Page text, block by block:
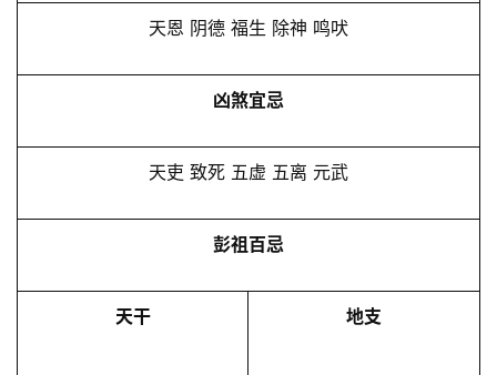
天恩 阴德 福生 除神 鸣吠
凶煞宜忌
天吏 致死 五虚 五离 元武
彭祖百忌
天干 地支